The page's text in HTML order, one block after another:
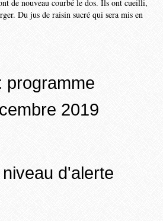
de nouveau courbé le dos. Ils ont cueilli,
Du jus de raisin sucré qui sera mis en
programme
2019
d'alerte